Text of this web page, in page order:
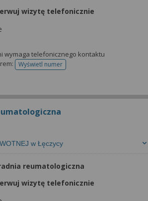
wizytę telefonicznie
wymaga telefonicznego kontaktu
Wyświetl numertelefonu do rejestracji
w Łęczycy
reumatologiczna
wizytę telefonicznie